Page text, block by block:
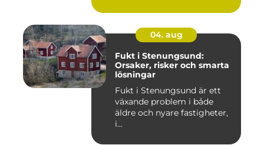
04. aug
Fukt i Stenungsund:
Orsaker, risker och smarta
lösningar
Fukt i Stenungsund är ett
växande problem i både
äldre och nyare fastigheter,
i...